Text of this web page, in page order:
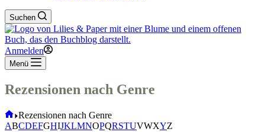
Suchen
Anmelden
Menü
Rezensionen nach Genre
Start
Rezensionen nach Genre
ABCDEFGHIJKLMNOPQRSTUVWXYZ